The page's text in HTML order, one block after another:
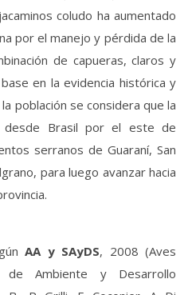
coludo ha aumentado
por el manejo y pérdida de la
de capueras, claros y
en la evidencia histórica y
población se considera que la
desde Brasil por el este de
serranos de Guaraní, San
para luego avanzar hacia
AA y SAyDS, 2008 (Aves
de Ambiente y Desarrollo